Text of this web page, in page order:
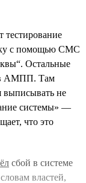
тестирование
с помощью СМС
Остальные
в АМПП. Там
выписывать не
системы» —
что это
сбой в системе
властей,